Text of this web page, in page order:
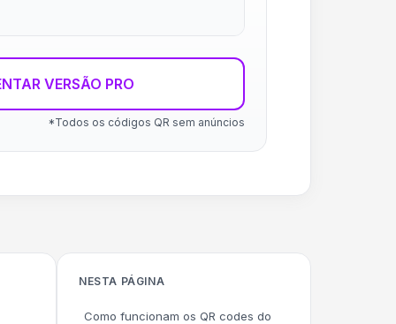
VERSÃO PRO
*Todos os códigos QR sem anúncios
NESTA PÁGINA
Como funcionam os QR codes do